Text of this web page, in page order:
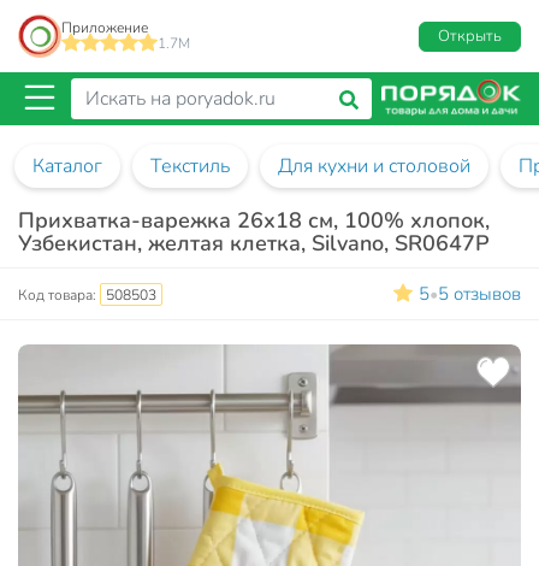
Приложение
1.7M
Открыть
Каталог Текстиль Для кухни и столовой
Прихватка-варежка 26х18 см, 100% хлопок,
Узбекистан, желтая клетка, Silvano, SR0647P
Код товара: 508503 5•5 отзывов